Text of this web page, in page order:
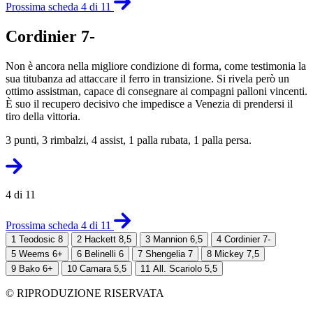
Prossima scheda 4 di 11
Cordinier 7-
Non è ancora nella migliore condizione di forma, come testimonia la
sua titubanza ad attaccare il ferro in transizione. Si rivela però un
ottimo assistman, capace di consegnare ai compagni palloni vincenti.
È suo il recupero decisivo che impedisce a Venezia di prendersi il
tiro della vittoria.
3 punti, 3 rimbalzi, 4 assist, 1 palla rubata, 1 palla persa.
4 di 11
Prossima scheda 4 di 11
1 Teodosic 8 2 Hackett 8,5 3 Mannion 6,5 4 Cordinier 7-
5 Weems 6+ 6 Belinelli 6 7 Shengelia 7 8 Mickey 7,5
9 Bako 6+ 10 Camara 5,5 11 All. Scariolo 5,5
© RIPRODUZIONE RISERVATA